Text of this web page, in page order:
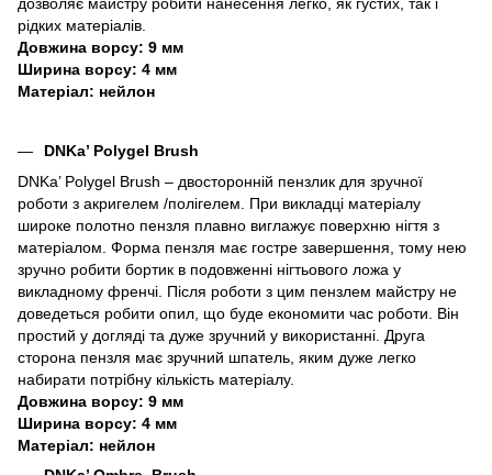
рідких матеріалів.
Довжина ворсу: 9 мм
Ширина ворсу: 4 мм
Матеріал: нейлон
DNKa’ Polygel Brush
DNKa’ Polygel Brush – двосторонній пензлик для зручної
роботи з акригелем /полігелем. При викладці матеріалу
широке полотно пензля плавно виглажує поверхню нігтя з
матеріалом. Форма пензля має гостре завершення, тому нею
зручно робити бортик в подовженні нігтьового ложа у
викладному френчі. Після роботи з цим пензлем майстру не
доведеться робити опил, що буде економити час роботи. Він
простий у догляді та дуже зручний у використанні. Друга
сторона пензля має зручний шпатель, яким дуже легко
набирати потрібну кількість матеріалу.
Довжина ворсу: 9 мм
Ширина ворсу: 4 мм
Матеріал: нейлон